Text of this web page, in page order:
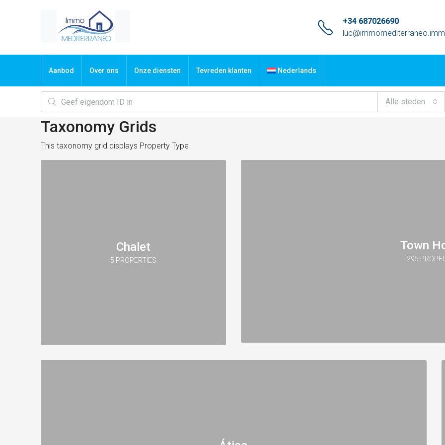
+34 687026690
Aanbod Over ons Onze diensten Tevreden klanten Nederlands
Alle steden
Taxonomy Grids
This taxonomy grid displays Property Type
Chalet
5 PROPERTIES
Town
295